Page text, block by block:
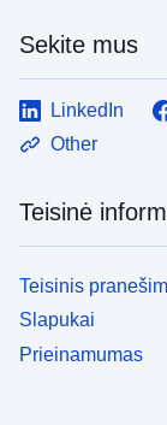
Sekite mus
LinkedIn
Other
Teisinė
Teisinis
Slapukai
Prieinamumas